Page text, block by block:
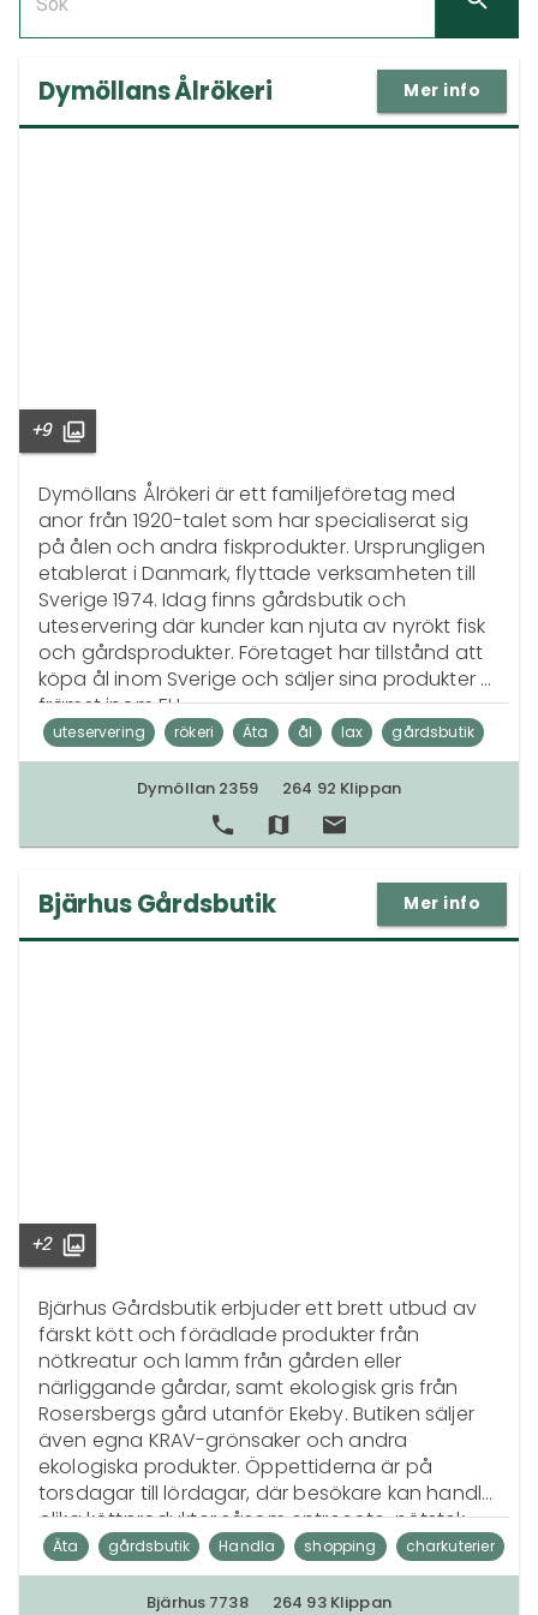
+9
Dymöllans Ålrökeri är ett familjeföretag med
anor från 1920-talet som har specialiserat sig
på ålen och andra fiskprodukter. Ursprungligen
etablerat i Danmark, flyttade verksamheten till
Sverige 1974. Idag finns gårdsbutik och
uteservering där kunder kan njuta av nyrökt fisk
och gårdsprodukter. Företaget har tillstånd att
köpa ål inom Sverige och säljer sina produkter
främst inom EU.
uteservering rökeri Äta ål lax
gårdsbutik
Dymöllan 2359 264 92 Klippan
Dymöllans Ålrökeri Mer info
+2
Bjärhus Gårdsbutik erbjuder ett brett utbud av
färskt kött och förädlade produkter från
nötkreatur och lamm från gården eller
närliggande gårdar, samt ekologisk gris från
Rosersbergs gård utanför Ekeby. Butiken säljer
även egna KRAV-grönsaker och andra
ekologiska produkter. Öppettiderna är på
torsdagar till lördagar, där besökare kan handla
olika köttprodukter såsom entrecote, nötstek,
flankstek med mera. Bjärhus står för omsorg om
miljö, människor och djur och kombinerar detta
med tradition och hantverk.
Äta gårdsbutik Handla shopping
charkuterier
Bjärhus 7738 264 93 Klippan
Bjärhus Gårdsbutik Mer info